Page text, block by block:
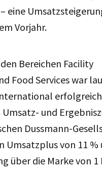
eine
Vorjahr.
Bereichen Facility
Food Services war
und
Dussmann-
Umsatzplus von 11 %
über die Marke von